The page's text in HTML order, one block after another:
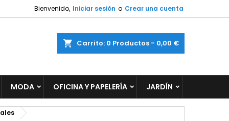
Bienvenido, Iniciar sesión o Crear una cuenta
Carrito 0 Productos - 0,00 €
MODA OFICINA Y PAPELERÍA JARDÍN